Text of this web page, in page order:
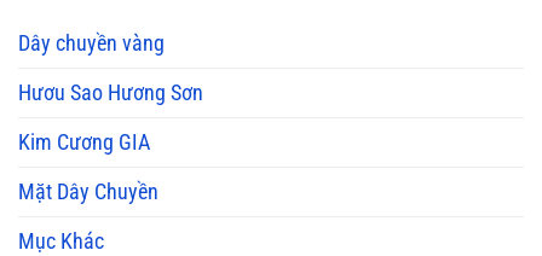
Dây chuyền vàng
Hươu Sao Hương Sơn
Kim Cương GIA
Mặt Dây Chuyền
Mục Khác